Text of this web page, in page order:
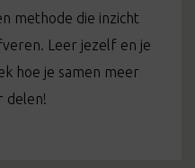
methode die inzicht
Leer jezelf en je
hoe je samen meer
delen!